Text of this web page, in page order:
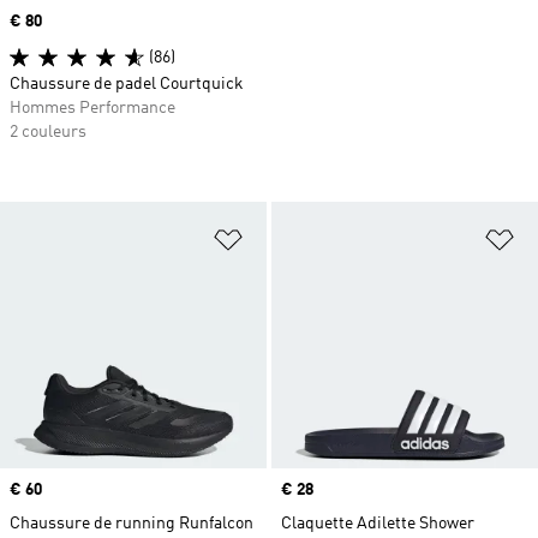
Ajouter à la Liste de produits
Prix
€ 60
Chaussure de running Runfalcon
Prix
€ 28
Claquette Adilette Shower
Prix
€ 80
(86)
Chaussure de padel Courtquick
Hommes Performance
2 couleurs